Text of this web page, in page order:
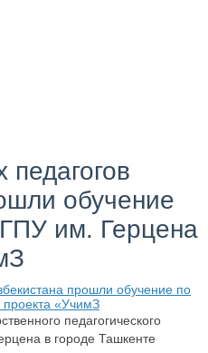
педагогов
обучение
им. Герцена
педагогического
в городе Ташкенте